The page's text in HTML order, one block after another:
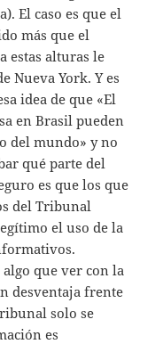
El caso es que el
más que el
estas alturas le
Nueva York. Y es
idea de que «El
en Brasil pueden
del mundo» y no
qué parte del
es que los que
del Tribunal
el uso de la
que ver con la
desventaja frente
solo se
es